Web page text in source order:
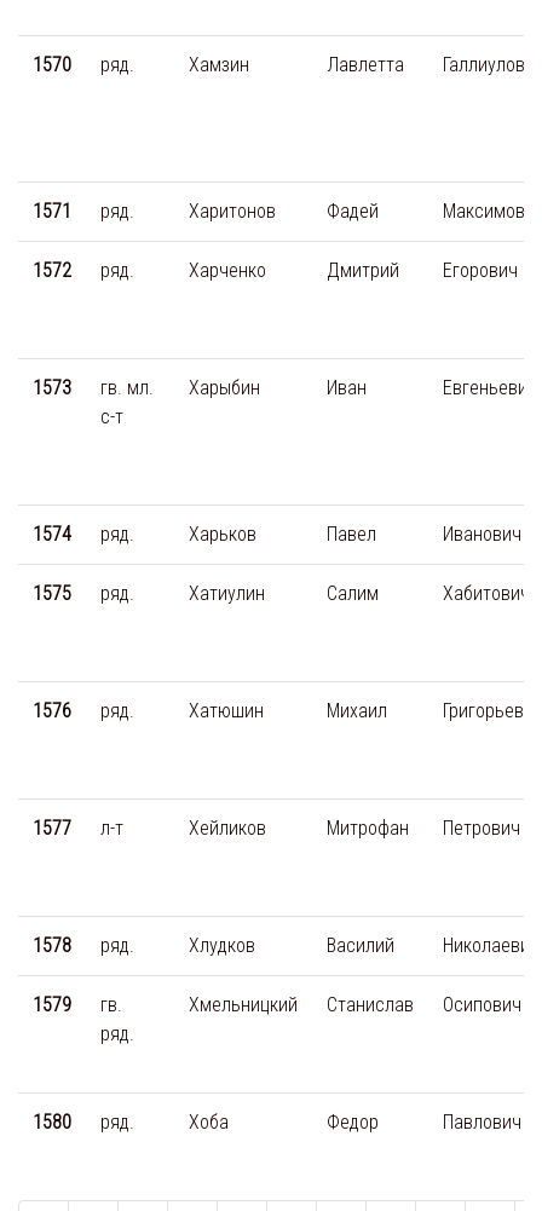
1570 ряд. Хамзин Лавлетта
1571 ряд. Харитонов Фадей
1572 ряд. Харченко Дмитрий Егорович
1573
гв. мл.
с-т
Харыбин Иван Евгеньевич
1574 ряд. Харьков Павел Иванович
1575 ряд. Хатиулин Салим Хабитович
1576 ряд. Хатюшин Михаил Григорьевич
1577 л-т Хейликов Митрофан Петрович
1578 ряд. Хлудков Василий Николаевич
1579
гв.
ряд.
Хмельницкий Станислав Осипович
1580 ряд. Хоба Федор Павлович